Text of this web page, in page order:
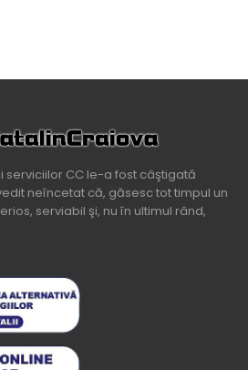
serviciilor CC le-a fost câştigată
neîncetat că, găsesc tot timpul un
serviabil şi, nu în ultimul rând,